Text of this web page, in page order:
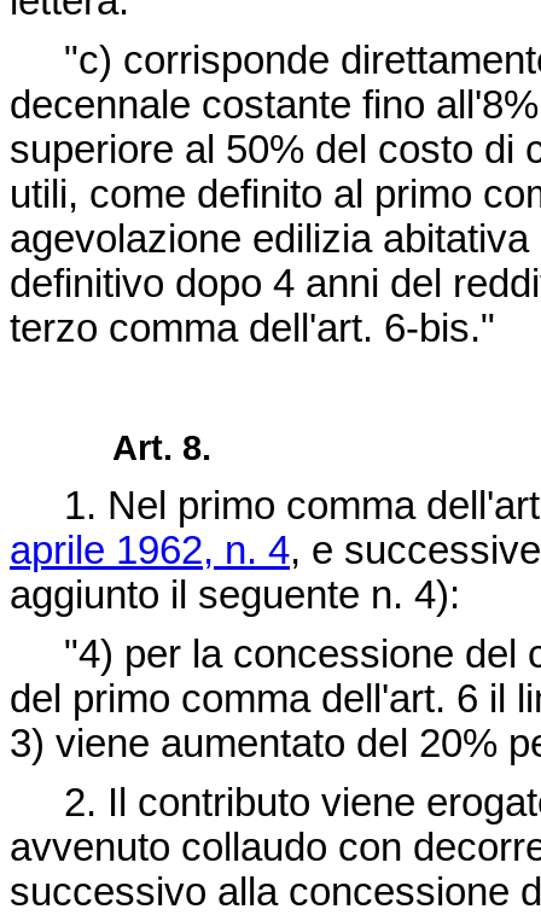
"c) corrisponde
decennale costante fino
superiore al 50% del costo di
utili, come definito al primo
agevolazione edilizia
definitivo dopo 4 anni del
terzo comma dell'art. 6-bis."
Art. 8.
1. Nel primo comma
aprile 1962, n. 4, e
aggiunto il seguente n. 4):
"4) per la concessione del
del primo comma dell'art. 6 il
3) viene aumentato del 20%
2. Il contributo viene
avvenuto collaudo con
successivo alla concessione